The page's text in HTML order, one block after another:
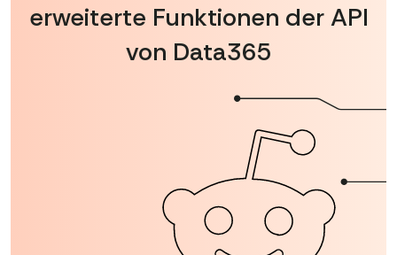
erweiterte Funktionen der API
von Data365